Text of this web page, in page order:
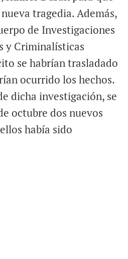
tragedia. Además,
de Investigaciones
y Criminalísticas
se habrían trasladado
ocurrido los hechos.
dicha investigación, se
octubre dos nuevos
había sido